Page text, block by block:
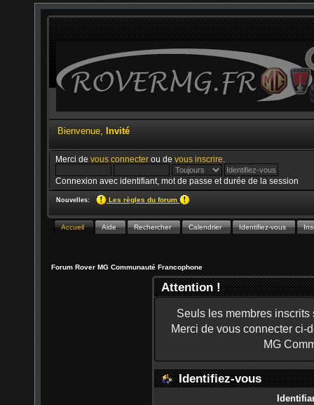
Bienvenue, Invité
Merci devous connecter ou devous inscrire
Connexion avec identifiant, mot de passe et durée de la session
Nouvelles: Les règles du forum
Accueil Aide Rechercher Calendrier Identifiez-vous
Forum Rover MG Communauté Francophone
Attention !
Seuls les membres
Merci de vous connecter ci-
MG
Identifiez-vous